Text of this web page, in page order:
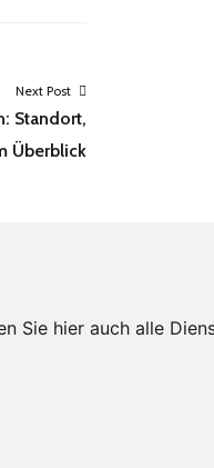
Next Post
Standort,
Überblick
Sie hier auch alle